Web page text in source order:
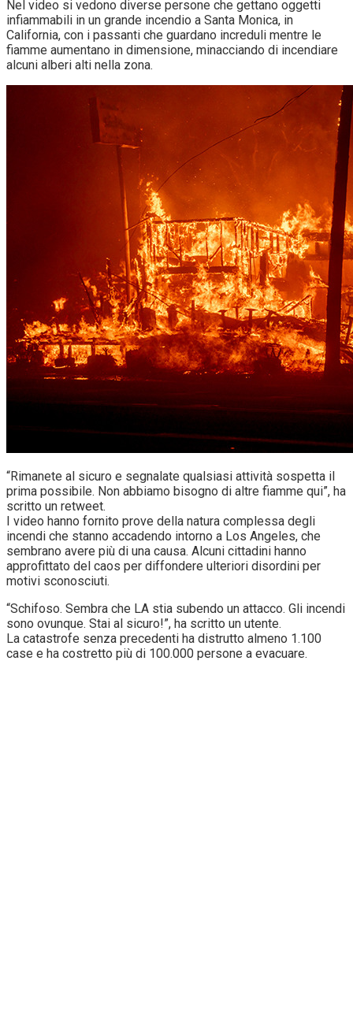
Nel video si vedono diverse persone che gettano oggetti
infiammabili in un grande incendio a Santa Monica, in
California, con i passanti che guardano increduli mentre le
fiamme aumentano in dimensione, minacciando di incendiare
alcuni alberi alti nella zona.
“Rimanete al sicuro e segnalate qualsiasi attività sospetta il
prima possibile. Non abbiamo bisogno di altre fiamme qui”, ha
scritto un retweet.
I video hanno fornito prove della natura complessa degli
incendi che stanno accadendo intorno a Los Angeles, che
sembrano avere più di una causa. Alcuni cittadini hanno
approfittato del caos per diffondere ulteriori disordini per
motivi sconosciuti.
“Schifoso. Sembra che LA stia subendo un attacco. Gli incendi
sono ovunque. Stai al sicuro!”, ha scritto un utente.
La catastrofe senza precedenti ha distrutto almeno 1.100
case e ha costretto più di 100.000 persone a evacuare.